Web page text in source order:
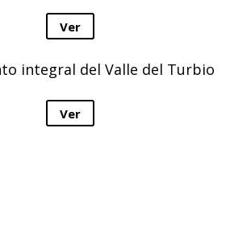
Ver
integral del Valle del Turbio
Ver